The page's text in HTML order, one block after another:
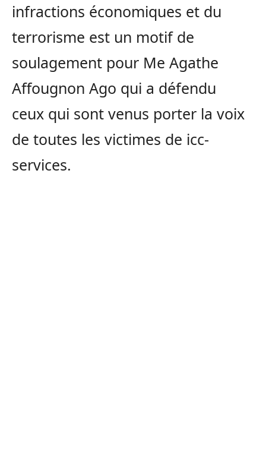
infractions économiques et du
terrorisme est un motif de
soulagement pour Me Agathe
Affougnon Ago qui a défendu
ceux qui sont venus porter la voix
de toutes les victimes de icc-
services.